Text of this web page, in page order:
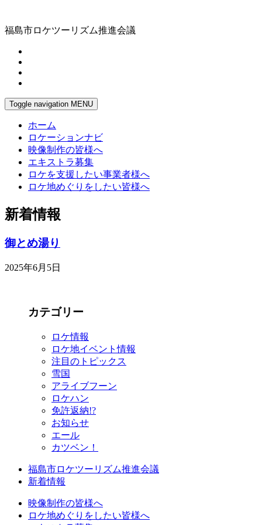
福島市ロケツーリズム推進会議
Toggle navigation MENU
ホーム
ロケーションナビ
映像制作の皆様へ
エキストラ募集
ロケを支援したい事業者様へ
ロケ地めぐりをしたい皆様へ
新着情報
御とめ湯り
2025年6月5日
カテゴリー
ロケ情報
ロケ地イベント情報
注目のトピックス
雪国
アライブフーン
ロケハン
免許返納!?
お知らせ
エール
カツベン！
福島市ロケツーリズム推進会議
新着情報
映像制作の皆様へ
ロケ地めぐりをしたい皆様へ